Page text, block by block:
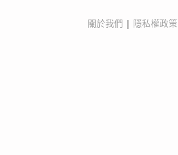
關於我們 | 隱私權政策